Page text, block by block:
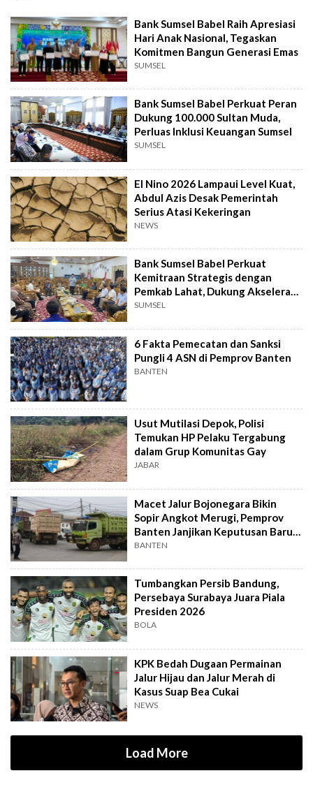
Bank Sumsel Babel Raih Apresiasi
Hari Anak Nasional, Tegaskan
Komitmen Bangun Generasi Emas
SUMSEL
Bank Sumsel Babel Perkuat Peran
Dukung 100.000 Sultan Muda,
Perluas Inklusi Keuangan Sumsel
SUMSEL
El Nino 2026 Lampaui Level Kuat,
Abdul Azis Desak Pemerintah
Serius Atasi Kekeringan
NEWS
Bank Sumsel Babel Perkuat
Kemitraan Strategis dengan
Pemkab Lahat, Dukung Akselerasi
Ekonomi Daerah
SUMSEL
6 Fakta Pemecatan dan Sanksi
Pungli 4 ASN di Pemprov Banten
BANTEN
Usut Mutilasi Depok, Polisi
Temukan HP Pelaku Tergabung
dalam Grup Komunitas Gay
JABAR
Macet Jalur Bojonegara Bikin
Sopir Angkot Merugi, Pemprov
Banten Janjikan Keputusan Baru 4
Hari Lagi
BANTEN
Tumbangkan Persib Bandung,
Persebaya Surabaya Juara Piala
Presiden 2026
BOLA
KPK Bedah Dugaan Permainan
Jalur Hijau dan Jalur Merah di
Kasus Suap Bea Cukai
NEWS
Load More